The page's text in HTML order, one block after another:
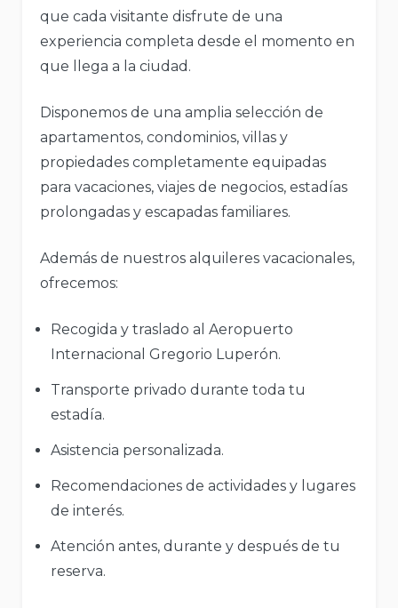
que cada visitante disfrute de una
experiencia completa desde el momento en
que llega a la ciudad.
Disponemos de una amplia selección de
apartamentos, condominios, villas y
propiedades completamente equipadas
para vacaciones, viajes de negocios, estadías
prolongadas y escapadas familiares.
Además de nuestros alquileres vacacionales,
ofrecemos:
Recogida y traslado al Aeropuerto
Internacional Gregorio Luperón.
Transporte privado durante toda tu
estadía.
Asistencia personalizada.
Recomendaciones de actividades y lugares
de interés.
Atención antes, durante y después de tu
reserva.